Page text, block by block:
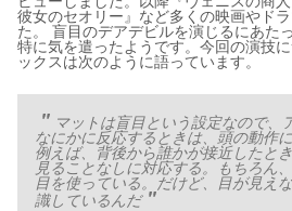
彼女のセオリー』など多くの映画やド
た。 盲目のデアデビルを演じるにあた
特に気を遣ったようです。今回の演技
ックスは次のように語っています。
マットは盲目という設定なので、
なにかに反応するときは、頭の動作
例えば、背後から誰かが接近したと
見ることなしに対応する。もちろん
目を使っている。だけど、目が見え
識しているんだ